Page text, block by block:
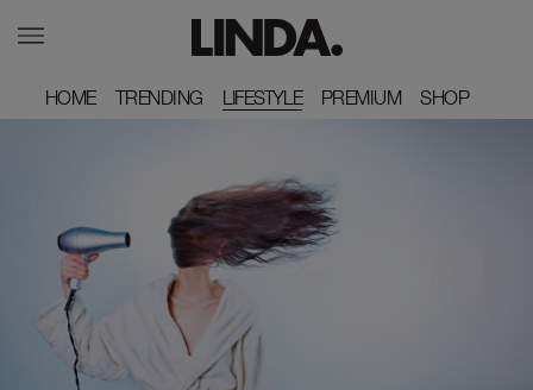
HOME
HOME TRENDING
TRENDING LIFESTYLE PREMIUM
PREMIUM SHOP
SHOP